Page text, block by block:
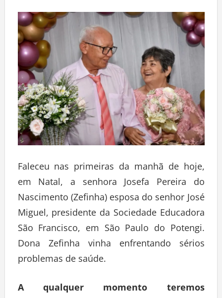
Faleceu nas primeiras da manhã de hoje,
em Natal, a senhora Josefa Pereira do
Nascimento (Zefinha) esposa do senhor José
Miguel, presidente da Sociedade Educadora
São Francisco, em São Paulo do Potengi.
Dona Zefinha vinha enfrentando sérios
problemas de saúde.
A qualquer momento teremos